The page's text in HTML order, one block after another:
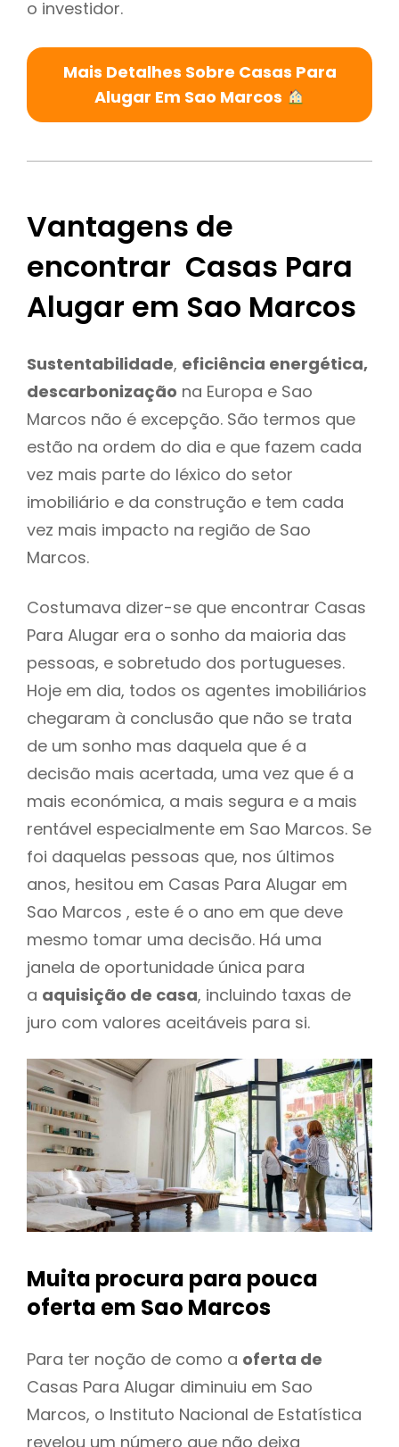
o investidor.
Mais Detalhes Sobre Casas Para
Alugar Em Sao Marcos
Vantagens de
encontrar Casas Para
Alugar em Sao Marcos
Sustentabilidade, eficiência energética,
descarbonização na Europa e Sao
Marcos não é excepção. São termos que
estão na ordem do dia e que fazem cada
vez mais parte do léxico do setor
imobiliário e da construção e tem cada
vez mais impacto na região de Sao
Marcos.
Costumava dizer-se que encontrar Casas
Para Alugar era o sonho da maioria das
pessoas, e sobretudo dos portugueses.
Hoje em dia, todos os agentes imobiliários
chegaram à conclusão que não se trata
de um sonho mas daquela que é a
decisão mais acertada, uma vez que é a
mais económica, a mais segura e a mais
rentável especialmente em Sao Marcos. Se
foi daquelas pessoas que, nos últimos
anos, hesitou em Casas Para Alugar em
Sao Marcos , este é o ano em que deve
mesmo tomar uma decisão. Há uma
janela de oportunidade única para
a aquisição de casa, incluindo taxas de
juro com valores aceitáveis para si.
Muita procura para pouca
oferta em Sao Marcos
Para ter noção de como a oferta de
Casas Para Alugar diminuiu em Sao
Marcos, o Instituto Nacional de Estatística
revelou um número que não deixa